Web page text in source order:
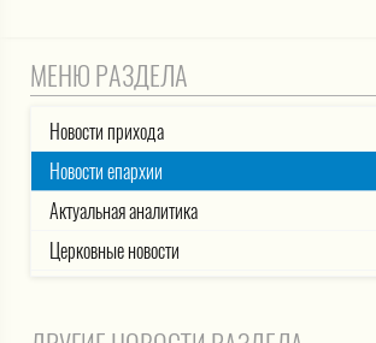
МЕНЮ РАЗДЕЛА
Новости прихода
Новости епархии
Актуальная аналитика
Церковные новости